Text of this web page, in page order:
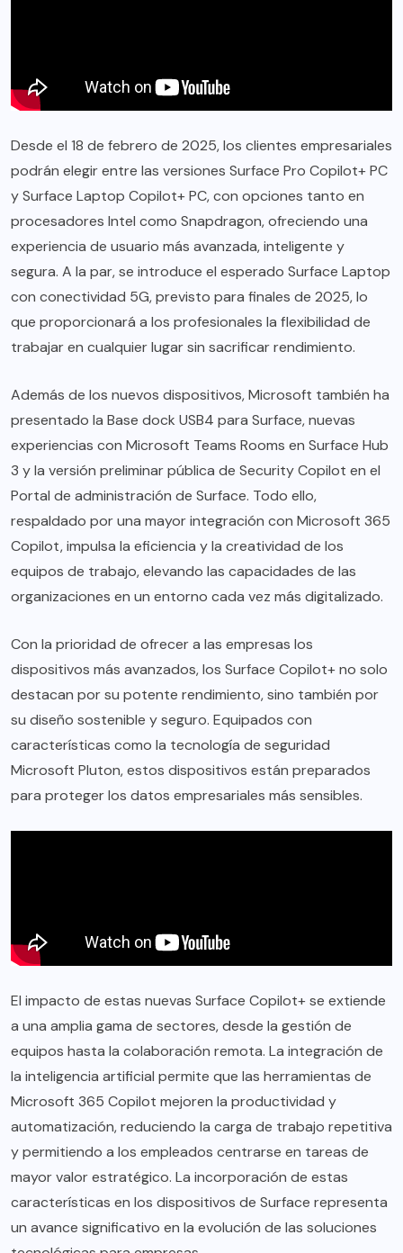
Desde el 18 de febrero de 2025, los clientes empresariales
podrán elegir entre las versiones Surface Pro Copilot+ PC
y Surface Laptop Copilot+ PC, con opciones tanto en
procesadores Intel como Snapdragon, ofreciendo una
experiencia de usuario más avanzada, inteligente y
segura. A la par, se introduce el esperado Surface Laptop
con conectividad 5G, previsto para finales de 2025, lo
que proporcionará a los profesionales la flexibilidad de
trabajar en cualquier lugar sin sacrificar rendimiento.
Además de los nuevos dispositivos, Microsoft también ha
presentado la Base dock USB4 para Surface, nuevas
experiencias con Microsoft Teams Rooms en Surface Hub
3 y la versión preliminar pública de Security Copilot en el
Portal de administración de Surface. Todo ello,
respaldado por una mayor integración con Microsoft 365
Copilot, impulsa la eficiencia y la creatividad de los
equipos de trabajo, elevando las capacidades de las
organizaciones en un entorno cada vez más digitalizado.
Con la prioridad de ofrecer a las empresas los
dispositivos más avanzados, los Surface Copilot+ no solo
destacan por su potente rendimiento, sino también por
su diseño sostenible y seguro. Equipados con
características como la tecnología de seguridad
Microsoft Pluton, estos dispositivos están preparados
para proteger los datos empresariales más sensibles.
El impacto de estas nuevas Surface Copilot+ se extiende
a una amplia gama de sectores, desde la gestión de
equipos hasta la colaboración remota. La integración de
la inteligencia artificial permite que las herramientas de
Microsoft 365 Copilot mejoren la productividad y
automatización, reduciendo la carga de trabajo repetitiva
y permitiendo a los empleados centrarse en tareas de
mayor valor estratégico. La incorporación de estas
características en los dispositivos de Surface representa
un avance significativo en la evolución de las soluciones